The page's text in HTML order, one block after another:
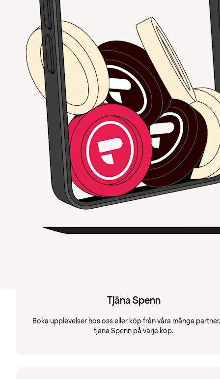
Tjäna Spenn
Boka upplevelser hos oss eller köp från våra många
tjäna Spenn på varje köp.